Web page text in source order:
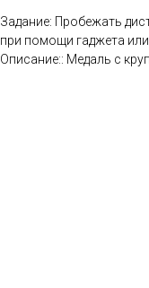
Задание: Пробежать
при помощи гаджета
Описание:: Медаль с